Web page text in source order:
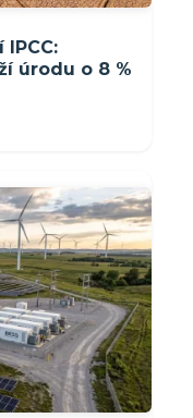
úrodu o 8 %